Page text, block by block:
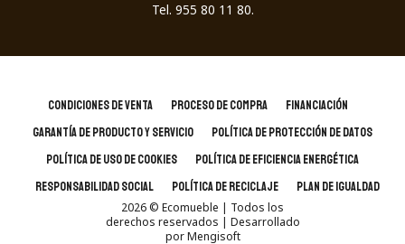
Tel. 955 80 11 80.
CONDICIONES DE VENTA PROCESO DE COMPRA
FINANCIACIÓN
GARANTÍA DE PRODUCTO Y SERVICIO
POLÍTICA DE PROTECCIÓN DE DATOS
POLÍTICA DE USO DE COOKIES
POLÍTICA DE EFICIENCIA ENERGÉTICA
RESPONSABILIDAD SOCIAL
POLÍTICA DE RECICLAJE
PLAN DE IGUALDAD
2026© Ecomueble | Todos los
derechos reservados | Desarrollado
porMengisoft